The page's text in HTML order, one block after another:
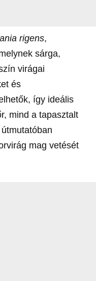
rigens,
sárga,
virágai
és
így ideális
mind a tapasztalt
mag vetését